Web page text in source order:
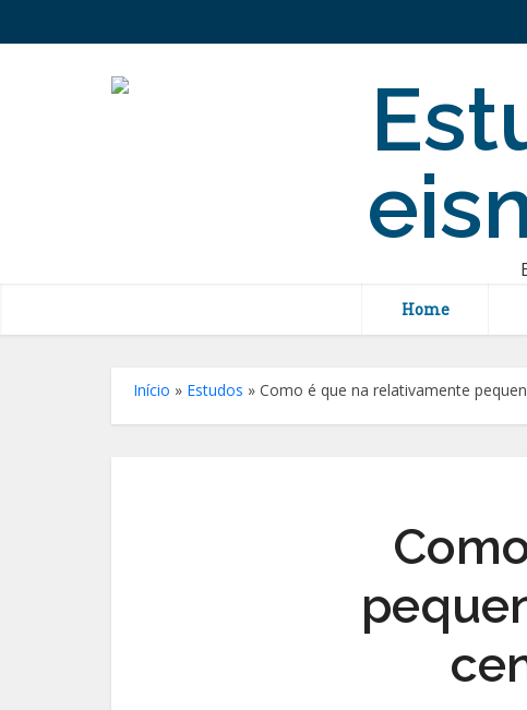
Home
Início » Estudos » Como é que na relativamente